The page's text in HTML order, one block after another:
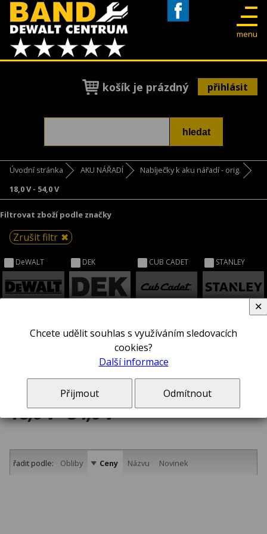
menu
košík je prázdný přihlásit
Úvodní stránka AKU NÁŘADÍ
Nabíječky k aku nářadí - orig.
18,0 V - 54,0 V
Filtrovat zboží podle značky
Zrušit filtr
DeWALT DEK CUB CADET STANLEY
18,0 V - 54,0 V
řadit podle: Obliby Ceny Názvu Novinek
Chcete udělit souhlas s využíváním sledovacích
cookies?
Další informace
Přijmout Odmítnout
✕